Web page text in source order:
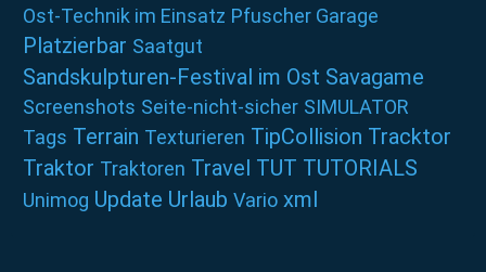
Ost-Technik im Einsatz Pfuscher Garage
Platzierbar Saatgut
Sandskulpturen-Festival im Ost Savagame
Screenshots Seite-nicht-sicher SIMULATOR
Tags Terrain Texturieren TipCollision Tracktor
Traktor Traktoren Travel TUT TUTORIALS
Unimog Update Urlaub Vario xml